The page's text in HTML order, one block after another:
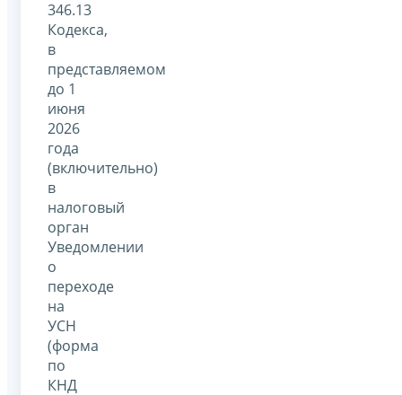
346.13
Кодекса,
в
представляемом
до 1
июня
2026
года
(включительно)
в
налоговый
орган
Уведомлении
о
переходе
на
УСН
(форма
по
КНД